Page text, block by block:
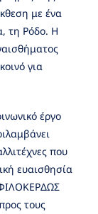
με ένα
τη Ρόδο. Η
για
έργο
που
ευαισθησία
τους